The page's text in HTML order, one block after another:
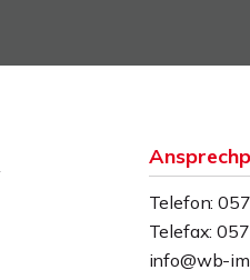
Telefon:
Telefax:
info@wb-